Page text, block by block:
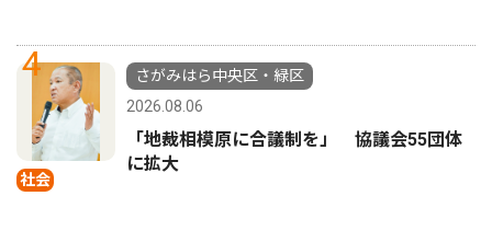
4
社会
さがみはら中央区・緑区
2026.08.06
「地裁相模原に合議制を」 協議会55団体
に拡大